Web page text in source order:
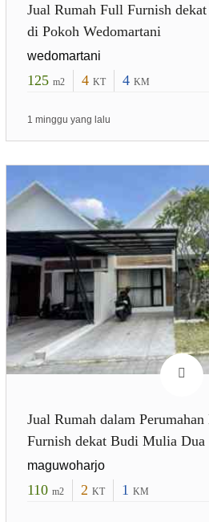
Jual Rumah Full Furnish
di Pokoh Wedomartani
wedomartani
125 m2 4 KT 4 KM
1 minggu yang lalu
Jual Rumah dalam
Furnish dekat Budi Mulia Dua
maguwoharjo
110 m2 2 KT 1 KM